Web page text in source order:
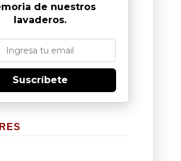
de nuestros
lavaderos.
Suscríbete